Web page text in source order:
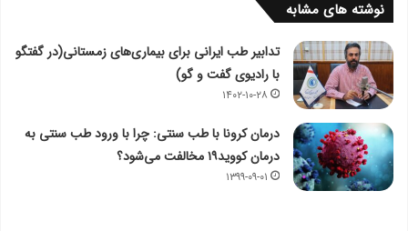
نوشته های مشابه
تدابیر طب ایرانی برای بیماری‌های زمستانی(در گفتگو
با رادیوی گفت و گو)
۱۴۰۲-۱۰-۲۸
درمان کرونا با طب سنتی: چرا با ورود طب سنتی به
درمان کووید۱۹ مخالفت می‌شود؟
۱۳۹۹-۰۹-۰۱